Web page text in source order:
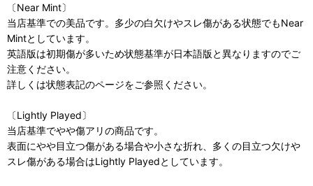
〔Near Mint〕
当店基準での美品です。多少の白欠けやスレ傷がある状態でもNear
Mintとしています。
英語版は初期傷が多いため状態基準が日本語版と異なりますのでご
注意ください。
詳しくは状態表記のページをご参照ください。
〔Lightly Played〕
当店基準でやや傷アリの商品です。
表面にやや目立つ傷がある場合や小さな折れ、多くの目立つ欠けや
スレ傷がある場合はLightly Playedとしています。